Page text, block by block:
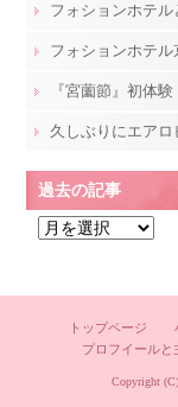
フォションホテ
フォションホテ
『宮薗節』初体験
久しぶりにエアロ
過去の記事
トップページ
プロフイールと
Copyright